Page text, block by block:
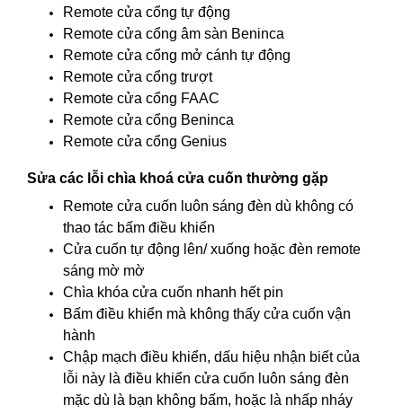
Remote cửa cổng tự động
Remote cửa cổng âm sàn Beninca
Remote cửa cổng mở cánh tự động
Remote cửa cổng trượt
Remote cửa cổng FAAC
Remote cửa cổng Beninca
Remote cửa cổng Genius
Sửa các lỗi chìa khoá cửa cuốn thường gặp
Remote cửa cuốn luôn sáng đèn dù không có
thao tác bấm điều khiển
Cửa cuốn tự động lên/ xuống hoặc đèn remote
sáng mờ mờ
Chìa khóa cửa cuốn nhanh hết pin
Bấm điều khiển mà không thấy cửa cuốn vận
hành
Chập mạch điều khiển, dấu hiệu nhận biết của
lỗi này là điều khiển cửa cuốn luôn sáng đèn
mặc dù là bạn không bấm, hoặc là nhấp nháy